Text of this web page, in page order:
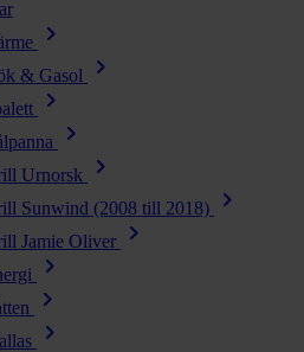
chevron_right
& Gasol chevron_right
chevron_right
chevron_right
Urnorsk chevron_right
Sunwind (2008 till 2018) chevron_right
Jamie Oliver chevron_right
chevron_right
chevron_right
chevron_right